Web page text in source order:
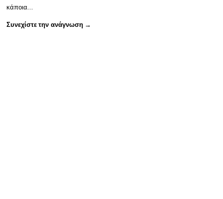
κάποια…
Συνεχίστε την ανάγνωση →